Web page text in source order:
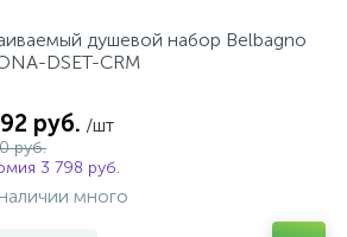
душевой набор Belbagno
DSET-CRM
руб. /шт
руб.
3 798 руб.
много